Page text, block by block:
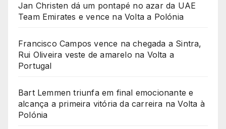
Jan Christen dá um pontapé no azar da UAE
Team Emirates e vence na Volta a Polónia
Francisco Campos vence na chegada a Sintra,
Rui Oliveira veste de amarelo na Volta a
Portugal
Bart Lemmen triunfa em final emocionante e
alcança a primeira vitória da carreira na Volta à
Polónia